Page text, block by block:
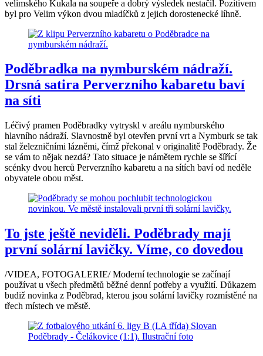
velimského Kukala na soupeře a dobrý výsledek nestačil. Pozitivem
byl pro Velim výkon dvou mladíčků z jejich dorostenecké líhně.
Poděbradka na nymburském nádraží.
Drsná satira Perverzního kabaretu baví
na síti
Léčivý pramen Poděbradky vytryskl v areálu nymburského
hlavního nádraží. Slavnostně byl otevřen první vrt a Nymburk se tak
stal železničními lázněmi, čímž překonal v originalitě Poděbrady. Že
se vám to nějak nezdá? Tato situace je námětem rychle se šířící
scénky dvou herců Perverzního kabaretu a na sítích baví od neděle
obyvatele obou měst.
To jste ještě neviděli. Poděbrady mají
první solární lavičky. Víme, co dovedou
/VIDEA, FOTOGALERIE/ Moderní technologie se začínají
používat u všech předmětů běžné denní potřeby a využití. Důkazem
budiž novinka z Poděbrad, kterou jsou solární lavičky rozmístěné na
třech místech ve městě.